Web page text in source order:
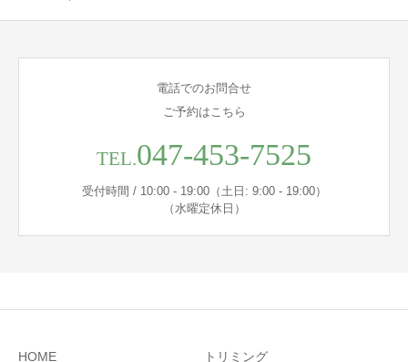
電話でのお問合せ
ご予約はこちら
TEL.047-453-7525
受付時間 / 10:00 - 19:00（土日: 9:00 - 19:00）
（水曜定休日）
HOME トリミング